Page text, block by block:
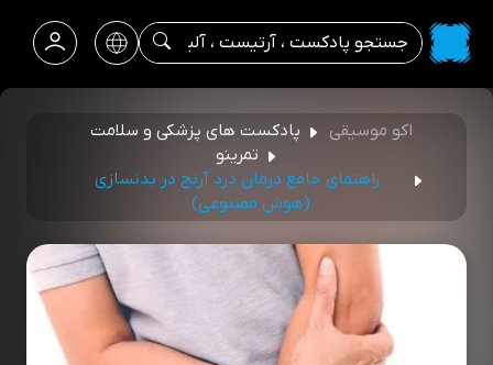
اکو موسیقی
پادکست های پزشکی و سلامت
تمرینو
راهنمای جامع درمان درد آرنج در بدنسازی
(هوش مصنوعی)